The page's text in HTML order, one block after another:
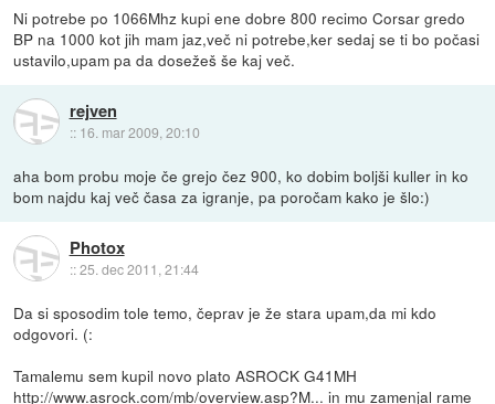
Ni potrebe po 1066Mhz kupi ene dobre 800 recimo Corsar gredo
BP na 1000 kot jih mam jaz,več ni potrebe,ker sedaj se ti bo počasi
ustavilo,upam pa da dosežeš še kaj več.
rejven
:: 16. mar 2009, 20:10
aha bom probu moje če grejo čez 900, ko dobim boljši kuller in ko
bom najdu kaj več časa za igranje, pa poročam kako je šlo:)
Photox
::25. dec 2011, 21:44
Da si sposodim tole temo, čeprav je že stara upam,da mi kdo
odgovori. (:
Tamalemu sem kupil novo plato ASROCK G41MH
http://www.asrock.com/mb/overview.asp?M... in mu zamenjal rame